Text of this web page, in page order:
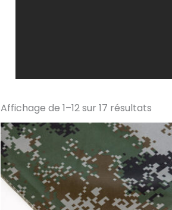
Affichage de 1–12 sur 17 résultats